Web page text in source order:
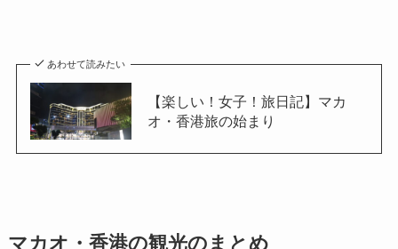
あわせて読みたい
【楽しい！女子！旅日記】マカ
オ・香港旅の始まり
マカオ・香港の観光のまとめ